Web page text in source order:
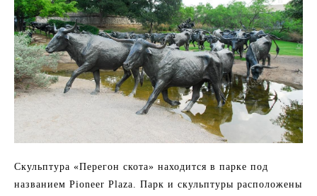
Скульптура «Перегон скота» находится в парке под
названием Pioneer Plaza. Парк и скульптуры расположены